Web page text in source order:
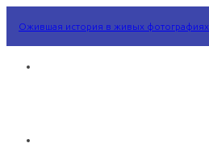
Ожившая история в живых фотографиях